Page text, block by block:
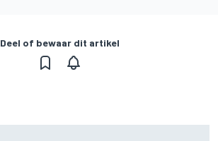
Deel of bewaar dit artikel